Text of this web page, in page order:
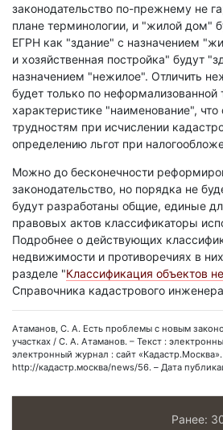
законодательство по-прежнему не
плане терминологии, и "жилой дом"
ЕГРН как "здание" с назначением
и хозяйственная постройка" будут
назначением "нежилое". Отличить
будет только по неформализованной
характеристике "наименование", что
трудностям при исчислении
определению льгот при
Можно до бесконечности
законодательство, но порядка не
будут разработаны общие, единые
правовых актов классификаторы
Подробнее о действующих
недвижимости и противоречиях в
разделе "Классификация объектов
Справочника кадастрового
Атаманов, С. А. Есть проблемы с новым
участках / С. А. Атаманов. – Текст :
электронный журнал : сайт
http://кадастр.москва/news/56. – Дата
Ранее: